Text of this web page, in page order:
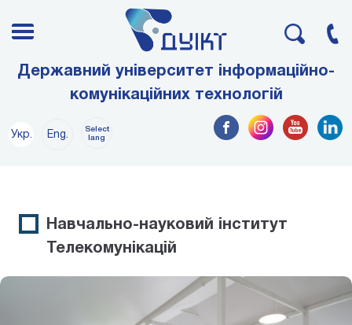
Державний університет інформаційно-
комунікаційних технологій
Укр. Eng.
Select
lang
Навчально-науковий інститут
Телекомунікацій